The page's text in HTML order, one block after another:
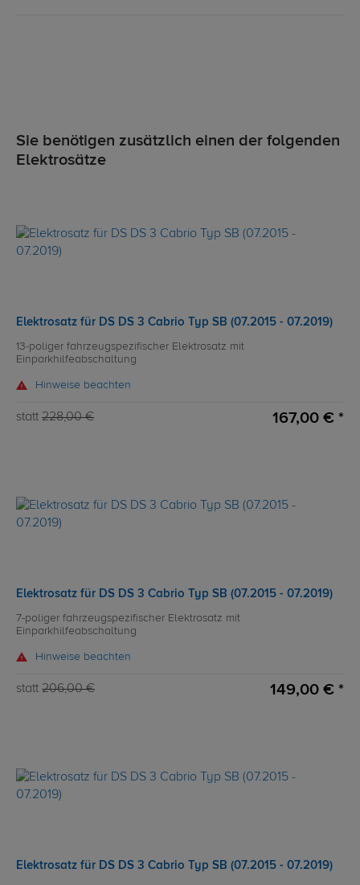
Sie benötigen zusätzlich einen der folgenden
Elektrosätze
Elektrosatz für DS DS 3 Cabrio Typ SB (07.2015 - 07.2019)
13-poliger fahrzeugspezifischer Elektrosatz mit
Einparkhilfeabschaltung
Hinweise beachten
statt 228,00 € 167,00 € *
Elektrosatz für DS DS 3 Cabrio Typ SB (07.2015 - 07.2019)
7-poliger fahrzeugspezifischer Elektrosatz mit
Einparkhilfeabschaltung
Hinweise beachten
statt 206,00 € 149,00 € *
Elektrosatz für DS DS 3 Cabrio Typ SB (07.2015 - 07.2019)